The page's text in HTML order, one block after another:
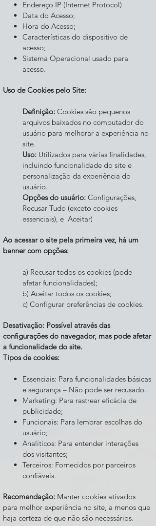
Endereço IP (Internet Protocol)
Data do Acesso;
Hora do Acesso;
Características do dispositivo de
acesso;
Sistema Operacional usado para
acesso.
Uso de Cookies pelo Site:
Definição: Cookies são pequenos
arquivos baixados no computador do
usuário para melhorar a experiência no
site.
Uso: Utilizados para várias finalidades,
incluindo funcionalidade do site e
personalização da experiência do
usuário.
Opções do usuário: Configurações,
Recusar Tudo (exceto cookies
essenciais), e Aceitar)
Ao acessar o site pela primeira vez, há um
banner com opções:
a) Recusar todos os cookies (pode
afetar funcionalidades);
b) Aceitar todos os cookies;
c) Configurar preferências de cookies.
Desativação: Possível através das
configurações do navegador, mas pode afetar
a funcionalidade do site.
Tipos de cookies:
Essenciais: Para funcionalidades básicas
e segurança – Não pode ser recusado.
Marketing: Para rastrear eficácia de
publicidade;
Funcionais: Para lembrar escolhas do
usuário;
Analíticos: Para entender interações
dos visitantes;
Terceiros: Fornecidos por parceiros
confiáveis.
Recomendação: Manter cookies ativados
para melhor experiência no site, a menos que
haja certeza de que não são necessários.